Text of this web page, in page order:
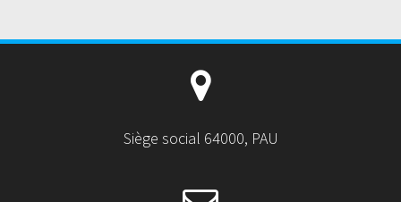
Siège social 64000, PAU